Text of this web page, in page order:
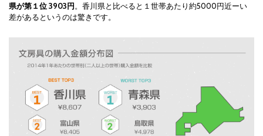
県が第１位 3903円。香川県と比べると１世帯あたり約5000円近ーい
差があるというのは驚きです。